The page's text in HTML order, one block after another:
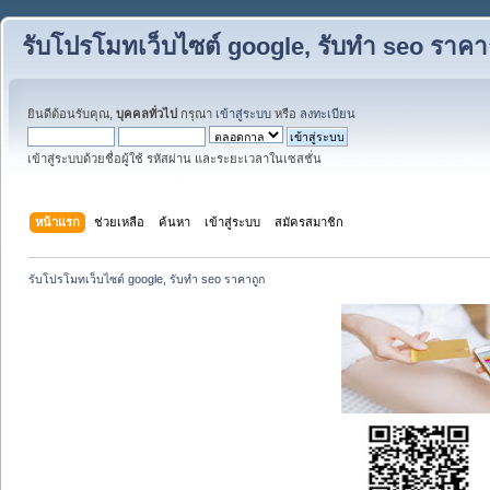
รับโปรโมทเว็บไซต์ google, รับทำ seo ราค
ยินดีต้อนรับคุณ, บุคคลทั่วไป กรุณา เข้าสู่ระบบ หรือ ลงทะเบียน
เข้าสู่ระบบด้วยชื่อผู้ใช้ รหัสผ่าน และระยะเวลาในเซสชั่น
หน้าแรก ช่วยเหลือ ค้นหา เข้าสู่ระบบ สมัครสมาชิก
รับโปรโมทเว็บไซต์ google, รับทำ seo ราคาถูก